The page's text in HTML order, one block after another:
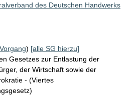
des Deutschen Handwerks
Vorgang) [alle SG hierzu]
Gesetzes zur Entlastung der
der Wirtschaft sowie der
- (Viertes